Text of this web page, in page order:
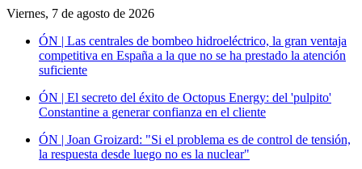
Viernes, 7 de agosto de 2026
ÓN | Las centrales de bombeo hidroeléctrico, la gran ventaja
competitiva en España a la que no se ha prestado la atención
suficiente
ÓN | El secreto del éxito de Octopus Energy: del 'pulpito'
Constantine a generar confianza en el cliente
ÓN | Joan Groizard: "Si el problema es de control de tensión,
la respuesta desde luego no es la nuclear"